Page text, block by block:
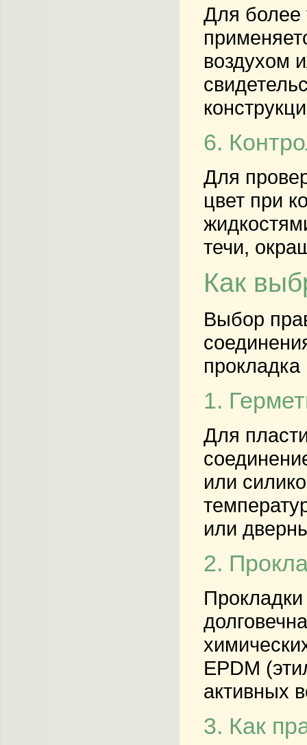
Для более
воздухом
6.
Для
цвет при
течи,
Как
Выбор
прокладка
1.
Для
или
или
2.
Прокладки
EPDM
активных
3. Как